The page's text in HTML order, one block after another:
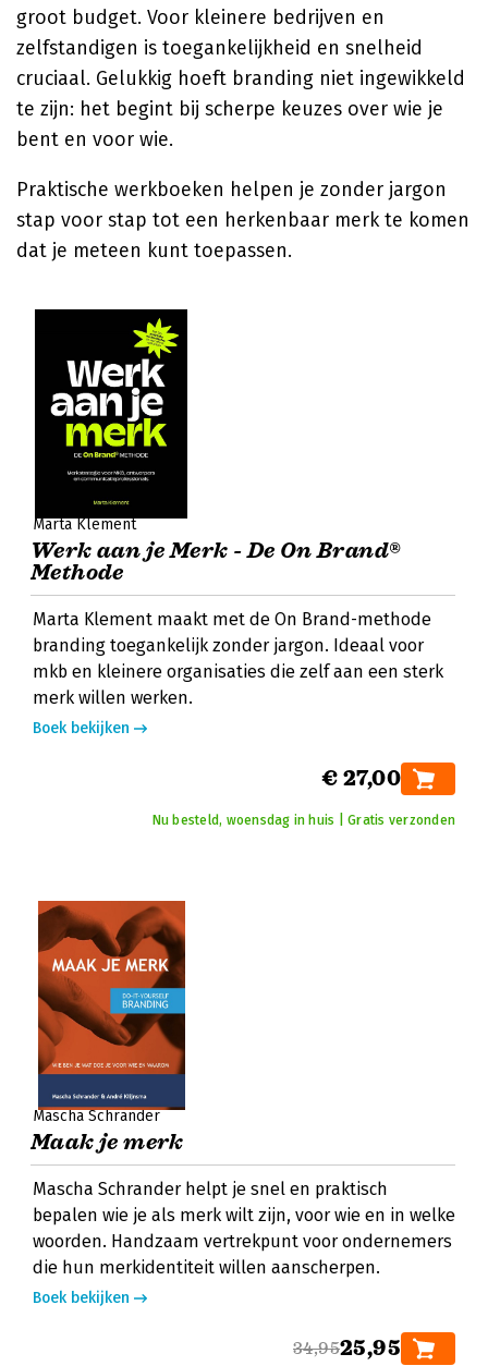
groot budget. Voor kleinere bedrijven en
zelfstandigen is toegankelijkheid en snelheid
cruciaal. Gelukkig hoeft branding niet ingewikkeld
te zijn: het begint bij scherpe keuzes over wie je
bent en voor wie.
Praktische werkboeken helpen je zonder jargon
stap voor stap tot een herkenbaar merk te komen
dat je meteen kunt toepassen.
Marta Klement
Werk aan je Merk - De On Brand®
Methode
Marta Klement maakt met de On Brand-methode
branding toegankelijk zonder jargon. Ideaal voor
mkb en kleinere organisaties die zelf aan een sterk
merk willen werken.
Boek bekijken
€ 27,00
Nu besteld, woensdag in huis | Gratis verzonden
Mascha Schrander
Maak je merk
Mascha Schrander helpt je snel en praktisch
bepalen wie je als merk wilt zijn, voor wie en in welke
woorden. Handzaam vertrekpunt voor ondernemers
die hun merkidentiteit willen aanscherpen.
Boek bekijken
34,9525,95